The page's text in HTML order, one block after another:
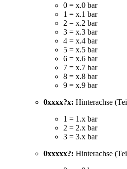
0 = x.0 bar
1 = x.1 bar
2 = x.2 bar
3 = x.3 bar
4 = x.4 bar
5 = x.5 bar
6 = x.6 bar
7 = x.7 bar
8 = x.8 bar
9 = x.9 bar
0xxxx?x: Hinterachse
1 = 1.x bar
2 = 2.x bar
3 = 3.x bar
0xxxxx?: Hinterachse